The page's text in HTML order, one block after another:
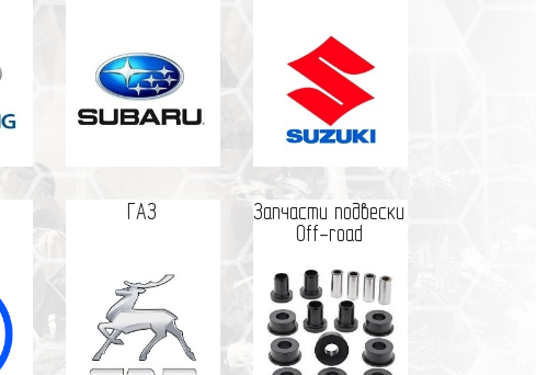
ГАЗ
Запчасти подвески
Off-road